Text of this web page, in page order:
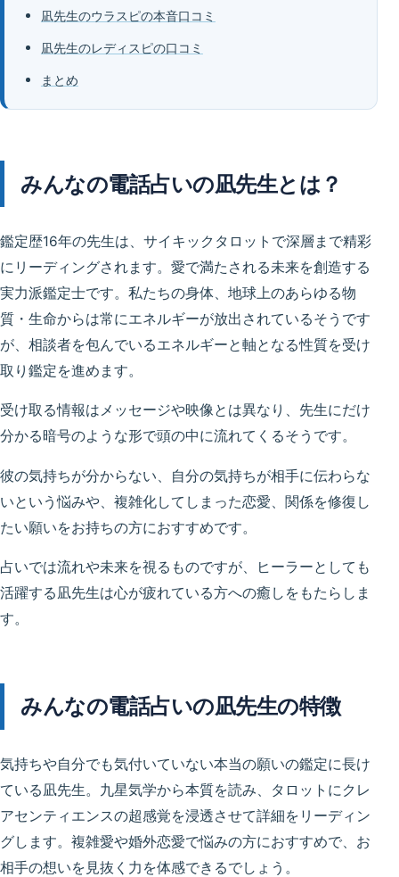
凪先生のウラスピの本音口コミ
凪先生のレディスピの口コミ
まとめ
みんなの電話占いの凪先生とは？
鑑定歴16年の先生は、サイキックタロットで深層まで精彩
にリーディングされます。愛で満たされる未来を創造する
実力派鑑定士です。私たちの身体、地球上のあらゆる物
質・生命からは常にエネルギーが放出されているそうです
が、相談者を包んでいるエネルギーと軸となる性質を受け
取り鑑定を進めます。
受け取る情報はメッセージや映像とは異なり、先生にだけ
分かる暗号のような形で頭の中に流れてくるそうです。
彼の気持ちが分からない、自分の気持ちが相手に伝わらな
いという悩みや、複雑化してしまった恋愛、関係を修復し
たい願いをお持ちの方におすすめです。
占いでは流れや未来を視るものですが、ヒーラーとしても
活躍する凪先生は心が疲れている方への癒しをもたらしま
す。
みんなの電話占いの凪先生の特徴
気持ちや自分でも気付いていない本当の願いの鑑定に長け
ている凪先生。九星気学から本質を読み、タロットにクレ
アセンティエンスの超感覚を浸透させて詳細をリーディン
グします。複雑愛や婚外恋愛で悩みの方におすすめで、お
相手の想いを見抜く力を体感できるでしょう。